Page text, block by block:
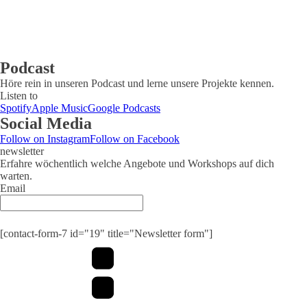
Podcast
Höre rein in unseren Podcast und lerne unsere Projekte kennen.
Listen to
SpotifyApple MusicGoogle Podcasts
Social Media
Follow on InstagramFollow on Facebook
newsletter
Erfahre wöchentlich welche Angebote und Workshops auf dich
warten.
Email
[contact-form-7 id="19" title="Newsletter form"]